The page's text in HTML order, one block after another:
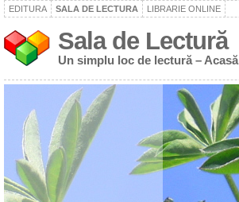
EDITURA SALA DE LECTURA LIBRARIE ONLINE
Sala de Lectură
Un simplu loc de lectură – Acasă